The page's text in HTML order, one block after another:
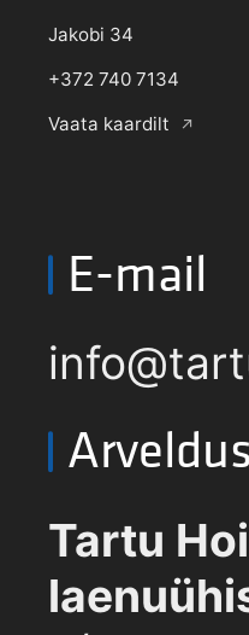
Jakobi 34
+372 740 7134
Vaata kaardilt
E-mail
Tartu